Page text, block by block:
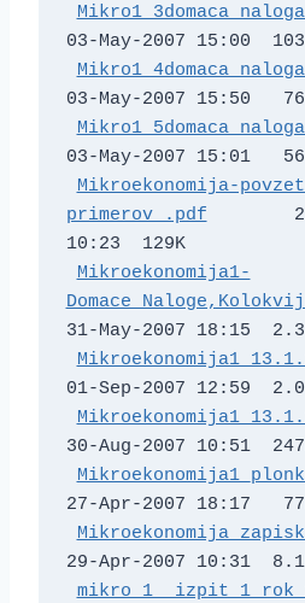
03-May-2007 15:00
03-May-2007 15:50
03-May-2007 15:01
Mikroekonomija-
primerov_.pdf
10:23  129K
Mikroekonomija1-
31-May-2007 18:15
01-Sep-2007 12:59
30-Aug-2007 10:51
27-Apr-2007 18:17
29-Apr-2007 10:31
mikro 1_